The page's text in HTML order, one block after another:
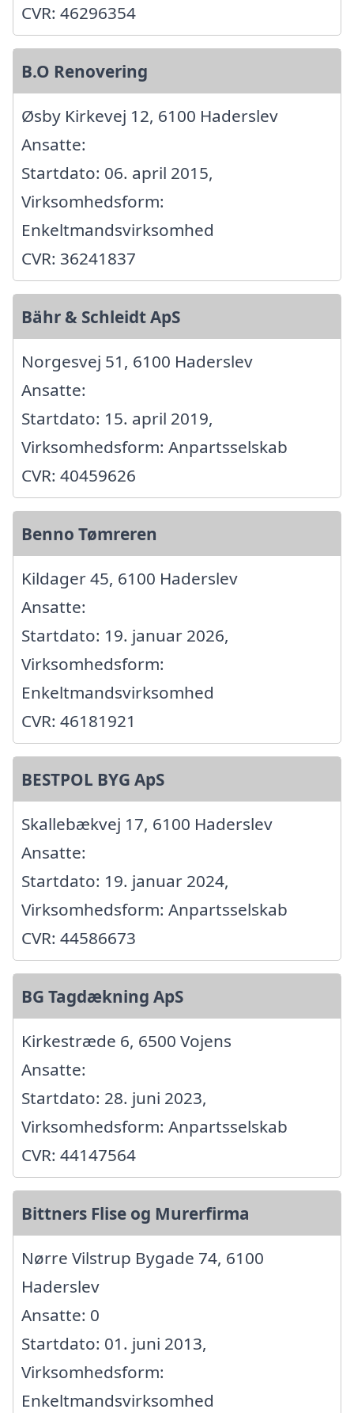
CVR: 46296354
B.O Renovering
Øsby Kirkevej 12, 6100 Haderslev
Ansatte:
Startdato: 06. april 2015,
Virksomhedsform:
Enkeltmandsvirksomhed
CVR: 36241837
Bähr & Schleidt ApS
Norgesvej 51, 6100 Haderslev
Ansatte:
Startdato: 15. april 2019,
Virksomhedsform: Anpartsselskab
CVR: 40459626
Benno Tømreren
Kildager 45, 6100 Haderslev
Ansatte:
Startdato: 19. januar 2026,
Virksomhedsform:
Enkeltmandsvirksomhed
CVR: 46181921
BESTPOL BYG ApS
Skallebækvej 17, 6100 Haderslev
Ansatte:
Startdato: 19. januar 2024,
Virksomhedsform: Anpartsselskab
CVR: 44586673
BG Tagdækning ApS
Kirkestræde 6, 6500 Vojens
Ansatte:
Startdato: 28. juni 2023,
Virksomhedsform: Anpartsselskab
CVR: 44147564
Bittners Flise og Murerfirma
Nørre Vilstrup Bygade 74, 6100
Haderslev
Ansatte: 0
Startdato: 01. juni 2013,
Virksomhedsform:
Enkeltmandsvirksomhed